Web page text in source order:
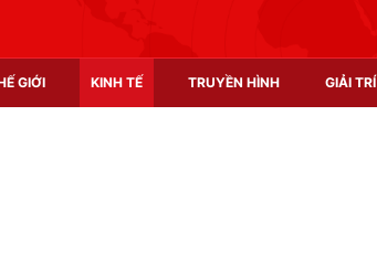
GIỚI KINH TẾ TRUYỀN HÌNH GIẢI TRÍ